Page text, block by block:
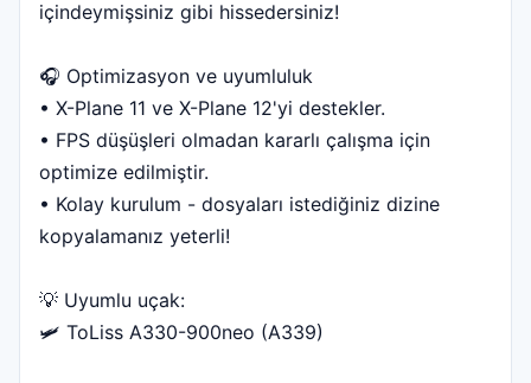
içindeymişsiniz gibi hissedersiniz!
🎧 Optimizasyon ve uyumluluk
• X-Plane 11 ve X-Plane 12'yi destekler.
• FPS düşüşleri olmadan kararlı çalışma için
optimize edilmiştir.
• Kolay kurulum - dosyaları istediğiniz dizine
kopyalamanız yeterli!
💡 Uyumlu uçak:
🛩️ ToLiss A330-900neo (A339)